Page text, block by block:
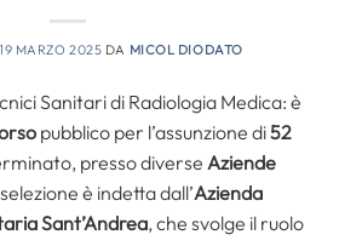
19 MARZO 2025 DA MICOL DIODATO
Sanitari di Radiologia Medica: è
pubblico per l’assunzione di52
presso diverse Aziende
è indetta dall’Azienda
Sant’Andrea, che svolge il ruolo